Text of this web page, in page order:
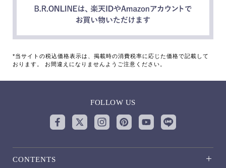
*当サイトの税込価格表示は、掲載時の消費税率に応じた価格で記載して
おります。 お間違えになりませんようご注意ください。
FOLLOW US
CONTENTS